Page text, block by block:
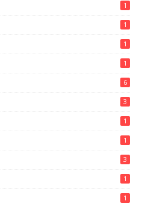
1
1
1
1
6
3
1
1
3
1
1